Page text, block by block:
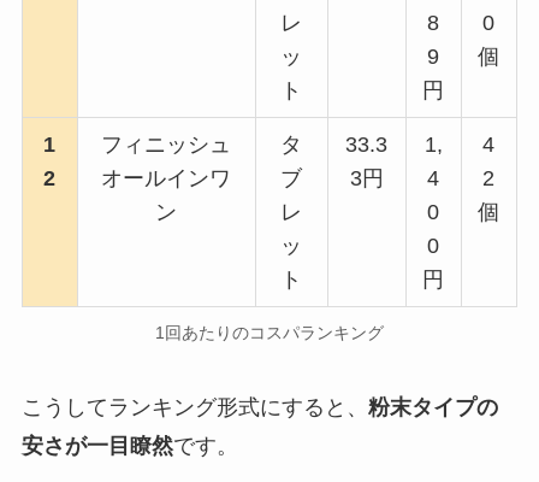
レ
ッ
ト
8
9
円
0
個
1
2
フィニッシュ
オールインワ
ン
タ
ブ
レ
ッ
ト
33.3
3円
1,
4
0
0
円
4
2
個
1回あたりのコスパランキング
こうしてランキング形式にすると、 粉末タイプの
安さが一目瞭然です。